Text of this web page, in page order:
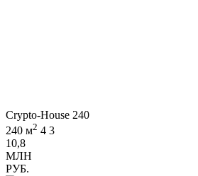
Crypto-House 240
240 м2 4 3
10,8
МЛН
РУБ.